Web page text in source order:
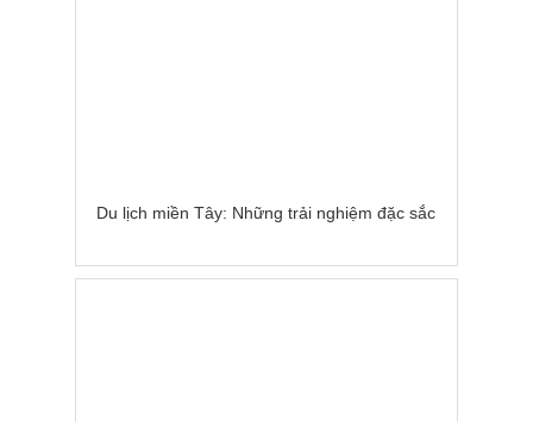
Du lịch miền Tây: Những trải nghiệm đặc sắc